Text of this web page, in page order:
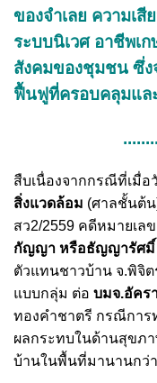
ของจำเลย ความเสี
ระบบนิเวศ อาชีพเ
สังคมของชุมชน ซึ่ง
ฟื้นฟูที่ครอบคลุมแล
สืบเนื่องจากกรณีที่เมื่อ
สิ่งแวดล้อม (ศาลชั้นต้
สว2/2559 คดีหมายเล
กัญญา หรือธัญญารัศมิ์
ตัวแทนชาวบ้าน จ.พิจิ
แบบกลุ่ม ต่อ บมจ.อัคร
ทองคำชาตรี กรณีการ
ผลกระทบในด้านสุขภ
บ้านในพื้นที่มานานกว่า